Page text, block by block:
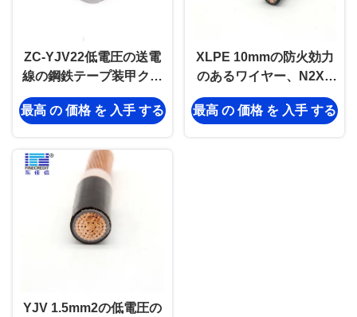
ZC-YJV22低電圧の送電
線の鋼鉄テープ装甲クラ
ス2のコンダクター
最高 の 価格 を 入手 する
XLPE 10mmの防火効力
のあるワイヤー、N2XY
IEC 60332ハロゲン自由
な炎-抑制ケーブル
最高 の 価格 を 入手 する
YJV 1.5mm2の低電圧の